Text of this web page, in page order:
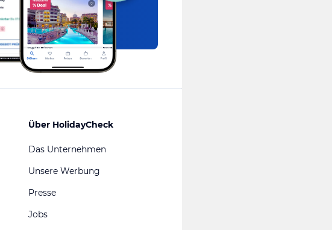
Über HolidayCheck
Das Unternehmen
Unsere Werbung
Presse
Jobs